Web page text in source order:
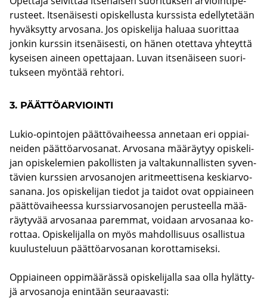
rus­teet. It­se­näi­ses­ti opis­kel­lus­ta kurs­sis­ta edel­ly­te­tään
hy­väk­syt­ty ar­vo­sa­na. Jos opis­ke­li­ja ha­lu­aa suo­rit­taa
jon­kin kurs­sin it­se­näi­ses­ti, on hänen otet­ta­va yh­teyt­tä
ky­sei­sen ai­neen opet­ta­jaan. Luvan it­se­näi­seen suo­ri­
tuk­seen myön­tää reh­to­ri.
3. PÄÄT­TÖ­AR­VIOIN­TI
Lukio-​opintojen päät­tö­vai­hees­sa an­ne­taan eri op­piai­
nei­den päät­tö­ar­vo­sa­nat. Ar­vo­sa­na mää­räy­tyy opis­ke­li­
jan opis­ke­le­mien pa­kol­lis­ten ja val­ta­kun­nal­lis­ten sy­ven­
tä­vien kurs­sien ar­vo­sa­no­jen arit­meet­ti­se­na kes­kiar­vo­
sa­na­na. Jos opis­ke­li­jan tie­dot ja tai­dot ovat op­piai­neen
päät­tö­vai­hees­sa kurs­siar­vo­sa­no­jen pe­rus­teel­la mää­
räy­ty­vää ar­vo­sa­naa pa­rem­mat, voi­daan ar­vo­sa­naa ko­
rot­taa. Opis­ke­li­jal­la on myös mah­dol­li­suus osal­lis­tua
kuu­lus­te­luun päät­tö­ar­vo­sa­nan ko­rot­ta­mi­sek­si.
Op­piai­neen op­pi­mää­räs­sä opis­ke­li­jal­la saa olla hy­lät­ty­
jä ar­vo­sa­no­ja enin­tään seu­raa­vas­ti: